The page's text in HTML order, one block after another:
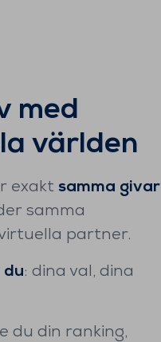
med
världen
exakt samma givar
samma
partner.
du: dina val, dina
du din ranking,